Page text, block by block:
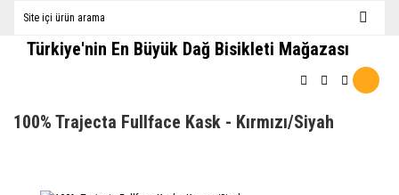
Türkiye'nin En Büyük Dağ Bisikleti Mağazası
100% Trajecta Fullface Kask - Kırmızı/Siyah